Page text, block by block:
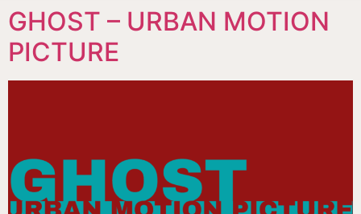
GHOST – URBAN MOTION
PICTURE